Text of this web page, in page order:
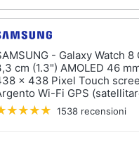
- Galaxy Watch 8
cm (1.3") AMOLED 46
x 438 Pixel Touch
Wi-Fi GPS
1538 recensioni